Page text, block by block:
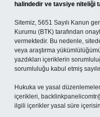
halindedir ve tavsiye niteliği
Sitemiz, 5651 Sayılı Kanun
Kurumu (BTK) tarafından
vermektedir. Bu nedenle,
veya araştırma
yazdıkları içeriklerin
sorumluluğu kabul etmiş
Hukuka ve yasal
içerikleri,
ilgili içerikler yasal süre